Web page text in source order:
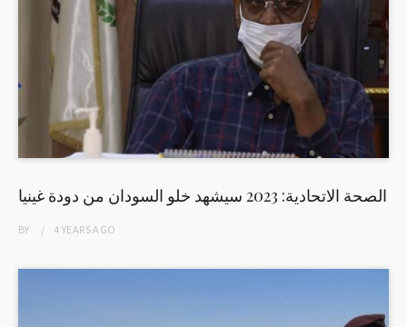
الصحة الاتحادية: 2023 سيشهد خلو السودان من دودة غينيا
BY 4 YEARSAGO